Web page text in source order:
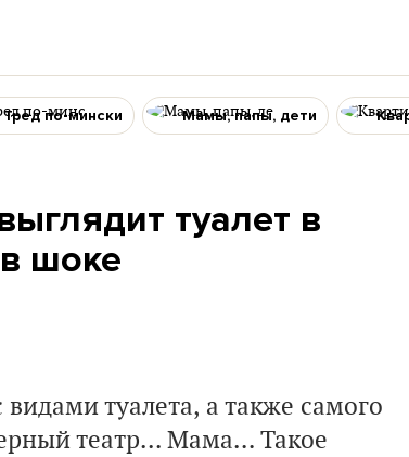
Тред по-мински Мамы, папы, дети
туалет в
шоке
видами туалета, а также самого
театр... Мама… Такое